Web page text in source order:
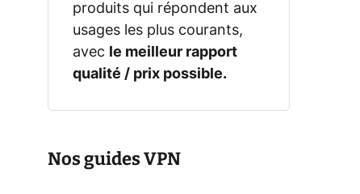
produits qui répondent aux
usages les plus courants,
avec
le meilleur rapport
qualité / prix possible.
Nos guides VPN